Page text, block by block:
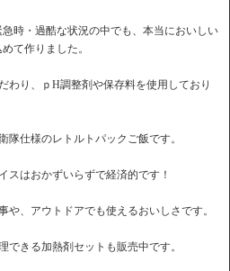
時・過酷な状況の中でも、本当においしい
て作りました。
わり、ｐH調整剤や保存料を使用しており
隊仕様のレトルトパックご飯です。
スはおかずいらずで経済的です！
や、アウトドアでも使えるおいしさです。
できる加熱剤セットも販売中です。